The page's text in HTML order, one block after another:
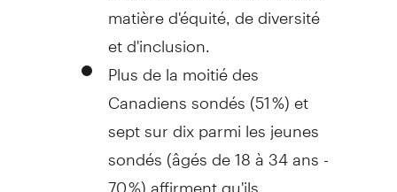
matière d'équité, de diversité
et d'inclusion.
Plus de la moitié des
Canadiens sondés (51 %) et
sept sur dix parmi les jeunes
sondés (âgés de 18 à 34 ans -
70 %) affirment qu'ils